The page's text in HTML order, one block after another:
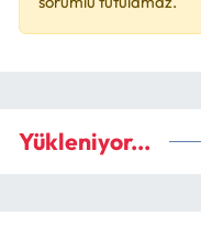
Yükleniyor...